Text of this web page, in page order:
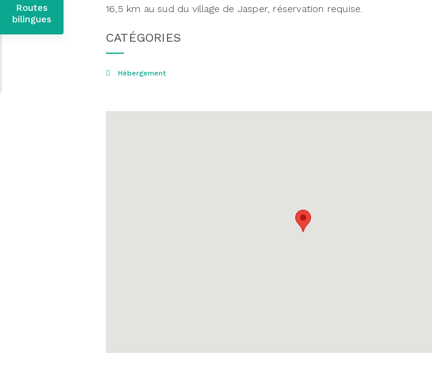
Routes
bilingues
16,5 km au sud du village de Jasper, réservation requise.
CATÉGORIES
Hébergement